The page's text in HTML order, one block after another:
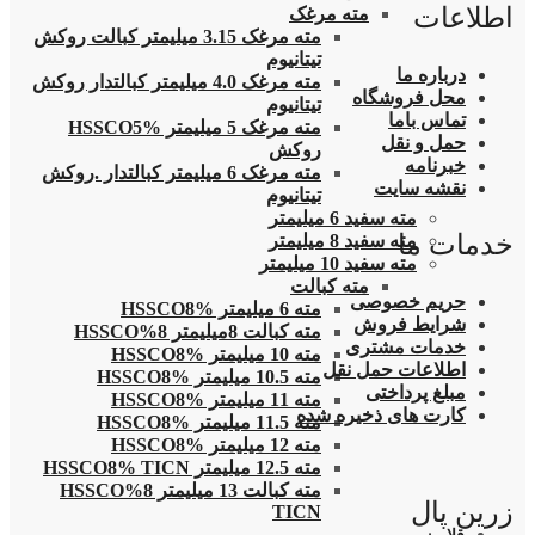
مته مرغک
مته مرغک 3.15 میلیمتر کبالت روکش
تیتانیوم
مته مرغک 4.0 میلیمتر کبالتدار روکش
تیتانیوم
مته مرغک 5 میلیمتر HSSCO5%
روکش
مته مرغک 6 میلیمتر کبالتدار .روکش
تیتانیوم
مته سفید 6 میلیمتر
مته سفید 8 میلیمتر
مته سفید 10 میلیمتر
مته کبالت
مته 6 میلیمتر HSSCO8%
مته کبالت 8میلیمتر 8%HSSCO
مته 10 میلیمتر HSSCO8%
مته 10.5 میلیمتر HSSCO8%
مته 11 میلیمتر HSSCO8%
مته 11.5 میلیمتر HSSCO8%
مته 12 میلیمتر HSSCO8%
مته 12.5 میلیمتر HSSCO8% TICN
مته کبالت 13 میلیمتر 8%HSSCO
TICN
اطلاعات
درباره ما
محل فروشگاه
تماس باما
حمل و نقل
خبرنامه
نقشه سایت
خدمات ما
حریم خصوصی
شرایط فروش
خدمات مشتری
اطلاعات حمل نقل
مبلغ پرداختی
کارت های ذخیره شده
زرین پال